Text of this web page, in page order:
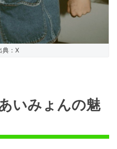
典：X
いみょんの魅